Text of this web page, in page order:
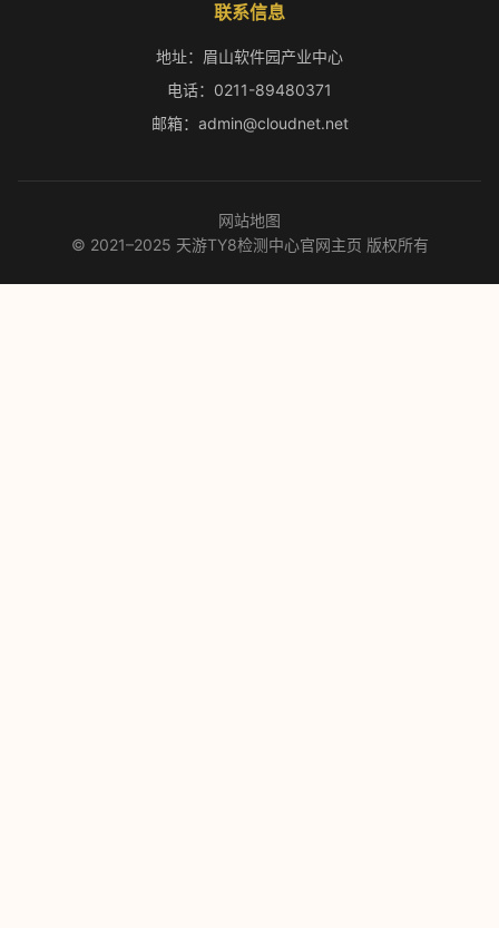
联系信息
地址：眉山软件园产业中心
电话：0211-89480371
邮箱：admin@cloudnet.net
网站地图
© 2021–2025 天游TY8检测中心官网主页 版权所有